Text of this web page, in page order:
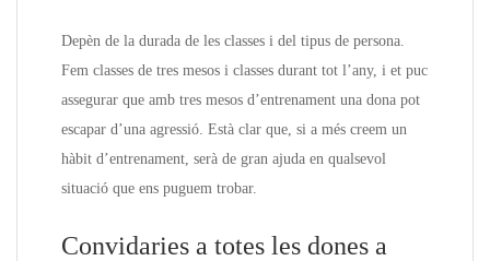
Depèn de la durada de les classes i del tipus de persona.
Fem classes de tres mesos i classes durant tot l’any, i et puc
assegurar que amb tres mesos d’entrenament una dona pot
escapar d’una agressió. Està clar que, si a més creem un
hàbit d’entrenament, serà de gran ajuda en qualsevol
situació que ens puguem trobar.
Convidaries a totes les dones a